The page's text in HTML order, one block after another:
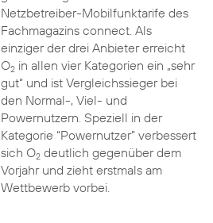
Netzbetreiber-Mobilfunktarife des
Fachmagazins connect. Als
einziger der drei Anbieter erreicht
O2in allen vier Kategorien ein „sehr
gut“ und ist Vergleichssieger bei
den Normal-, Viel- und
Powernutzern. Speziell in der
Kategorie “Powernutzer” verbessert
sich O2deutlich gegenüber dem
Vorjahr und zieht erstmals am
Wettbewerb vorbei.